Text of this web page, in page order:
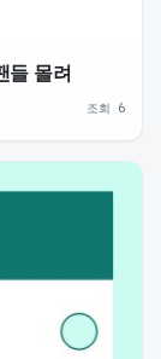
들 몰려
조회 6